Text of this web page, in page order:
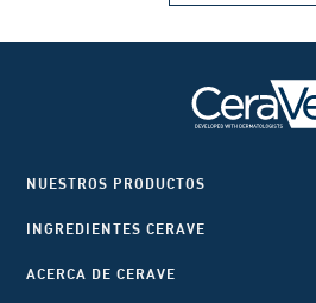
NUESTROS PRODUCTOS
INGREDIENTES CERAVE
ACERCA DE CERAVE